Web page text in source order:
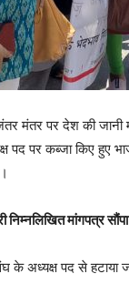
मंतर पर देश की जानी
पद पर कब्जा किए हुए
निम्नलिखित मांगपत्र
के अध्यक्ष पद से हटाया